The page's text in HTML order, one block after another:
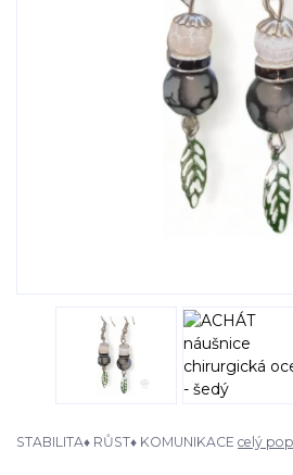
STABILITA♦ RŮST♦ KOMUNIKACE celý